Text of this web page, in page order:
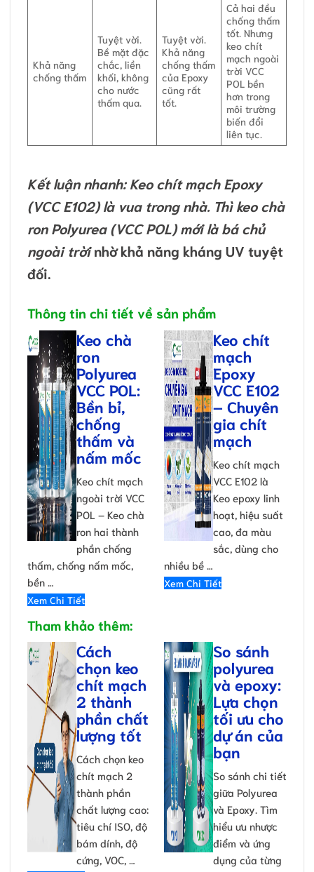
Khả năng
chống thấm
Tuyệt vời.
Bề mặt đặc
chắc, liền
khối, không
cho nước
thấm qua.
Tuyệt vời.
Khả năng
chống thấm
của Epoxy
cũng rất
tốt.
Cả hai đều
chống thấm
tốt. Nhưng
keo chít
mạch ngoài
trời VCC
POL bền
hơn trong
môi trường
biến đổi
liên tục.
Kết luận nhanh: Keo chít mạch Epoxy
(VCC E102) là vua trong nhà. Thì keo chà
ron Polyurea (VCC POL) mới là bá chủ
ngoài trờinhờ khả năng kháng UV tuyệt
đối.
Thông tin chi tiết về sản phẩm
Keo chà
ron
Polyurea
VCC POL:
Bền bỉ,
chống
thấm và
nấm mốc
Keo chít mạch
ngoài trời VCC
POL – Keo chà
ron hai thành
phần chống
thấm, chống nấm mốc,
bền …
Xem Chi Tiết
Keo chít
mạch
Epoxy
VCC E102
– Chuyên
gia chít
mạch
Keo chít mạch
VCC E102 là
Keo epoxy linh
hoạt, hiệu suất
cao, đa màu
sắc, dùng cho
nhiều bề …
Xem Chi Tiết
Tham khảo thêm:
Cách
chọn keo
chít mạch
2 thành
phần chất
lượng tốt
Cách chọn keo
chít mạch 2
thành phần
chất lượng cao:
tiêu chí ISO, độ
bám dính, độ
cứng, VOC, …
So sánh
polyurea
và epoxy:
Lựa chọn
tối ưu cho
dự án của
bạn
So sánh chi tiết
giữa Polyurea
và Epoxy. Tìm
hiểu ưu nhược
điểm và ứng
dụng của từng